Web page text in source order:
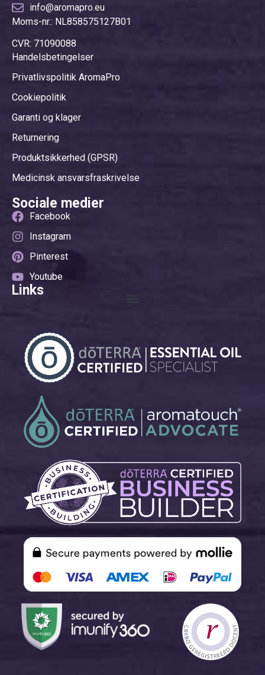
info@aromapro.eu
Moms-nr.: NL858575127B01
CVR: 71090088
Handelsbetingelser
Privatlivspolitik AromaPro
Cookiepolitik
Garanti og klager
Returnering
Produktsikkerhed (GPSR)
Medicinsk ansvarsfraskrivelse
Sociale medier
Facebook
Instagram
Pinterest
Youtube
Links